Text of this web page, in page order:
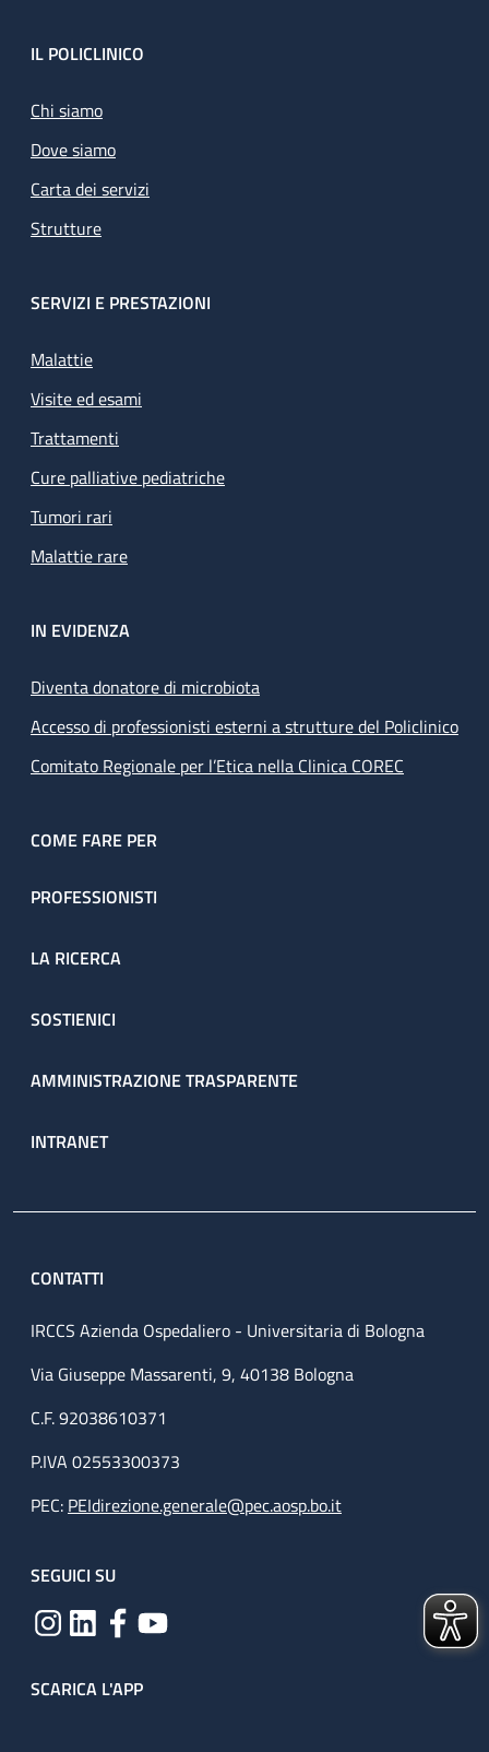
Footer
IL POLICLINICO
Chi siamo
Dove siamo
Carta dei servizi
Strutture
SERVIZI E PRESTAZIONI
Malattie
Visite ed esami
Trattamenti
Cure palliative pediatriche
Tumori rari
Malattie rare
IN EVIDENZA
Diventa donatore di microbiota
Accesso di professionisti esterni a strutture del Policlinico
Comitato Regionale per l’Etica nella Clinica COREC
COME FARE PER
PROFESSIONISTI
LA RICERCA
SOSTIENICI
AMMINISTRAZIONE TRASPARENTE
INTRANET
CONTATTI
IRCCS Azienda Ospedaliero - Universitaria di Bologna
Via Giuseppe Massarenti, 9, 40138 Bologna
C.F. 92038610371
P.IVA 02553300373
PEC: PEIdirezione.generale@pec.aosp.bo.it
SEGUICI SU
SCARICA L'APP